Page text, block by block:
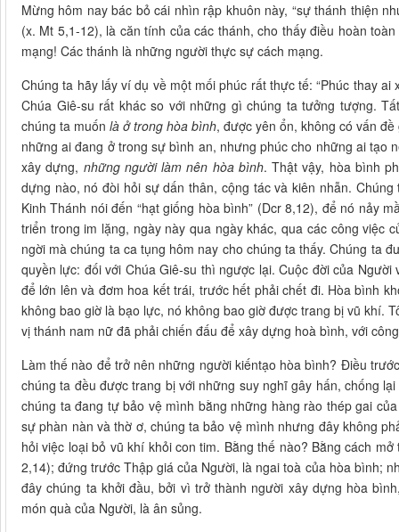
Mừng hôm nay bác bỏ cái nhìn rập khuôn này, “sự thánh thiện
(x. Mt 5,1-12), là căn tính của các thánh, cho thấy điều hoàn
mạng! Các thánh là những người thực sự cách mạng.
Chúng ta hãy lấy ví dụ về một mối phúc rất thực tế: “Phúc thay
Chúa Giê-su rất khác so với những gì chúng ta tưởng tượng.
chúng ta muốnlà ở trong hòa bình, được yên ổn, không có vấn
những ai đang ở trong sự bình an, nhưng phúc cho những ai
xây dựng, những người làm nên hòa bình. Thật vậy, hòa bình
dựng nào, nó đòi hỏi sự dấn thân, cộng tác và kiên nhẫn.
Kinh Thánh nói đến “hạt giống hòa bình” (Dcr 8,12), để nó nảy
triển trong im lặng, ngày này qua ngày khác, qua các công việc
ngời mà chúng ta ca tụng hôm nay cho chúng ta thấy. Chúng ta
quyền lực: đối với Chúa Giê-su thì ngược lại. Cuộc đời của
để lớn lên và đơm hoa kết trái, trước hết phải chết đi. Hòa bình
không bao giờ là bạo lực, nó không bao giờ được trang bị vũ khí.
vị thánh nam nữ đã phải chiến đấu để xây dựng hoà bình, với
Làm thế nào để trở nên những người kiếntạo hòa bình? Điều
chúng ta đều được trang bị với những suy nghĩ gây hấn, chống
chúng ta đang tự bảo vệ mình bằng những hàng rào thép gai
sự phàn nàn và thờ ơ, chúng ta bảo vệ mình nhưng đây không
hỏi việc loại bỏ vũ khí khỏi con tim. Bằng thế nào? Bằng cách
2,14); đứng trước Thập giá của Người, là ngai toà của hòa bình;
đây chúng ta khởi đầu, bởi vì trở thành người xây dựng hòa
món quà của Người, là ân sủng.